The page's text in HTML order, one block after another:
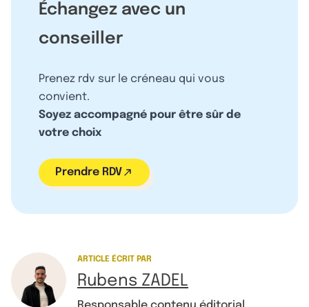
Échangez avec un
conseiller
Prenez rdv sur le créneau qui vous
convient.
Soyez accompagné pour être sûr de
votre choix
Prendre RDV
ARTICLE ÉCRIT PAR
Rubens ZADEL